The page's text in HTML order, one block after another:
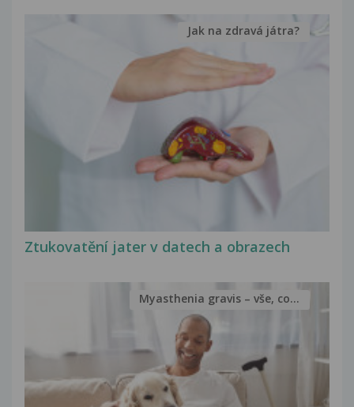
Ztukovatění jater v datech a obrazech
Jak na zdravá játra?
Myasthenia gravis – vše, co...